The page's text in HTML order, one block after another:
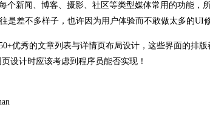
个新闻、博客、摄影、社区等类型媒体常用的功能
是差不多样子，也许因为用户体验而不敢做太多的UI
优秀的文章列表与详情页布局设计，这些界面的排
设计时应该考虑到程序员能否实现！